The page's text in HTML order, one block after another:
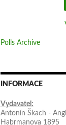
Polls Archive
INFORMACE
Vydavatel:
Antonín Škach -
Habrmanova 1895